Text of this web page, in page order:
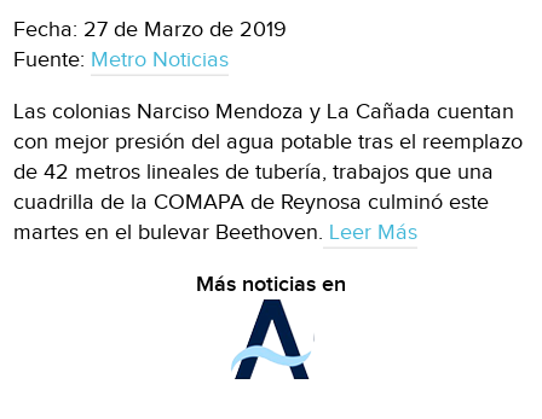
Fecha: 27 de Marzo de 2019
Fuente: Metro Noticias
Las colonias Narciso Mendoza y La Cañada cuentan
con mejor presión del agua potable tras el reemplazo
de 42 metros lineales de tubería, trabajos que una
cuadrilla de la COMAPA de Reynosa culminó este
martes en el bulevar Beethoven. Leer Más
Más noticias en